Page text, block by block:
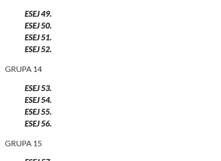
ESEJ 49.
ESEJ 50.
ESEJ 51.
ESEJ 52.
GRUPA 14
ESEJ 53.
ESEJ 54.
ESEJ 55.
ESEJ 56.
GRUPA 15